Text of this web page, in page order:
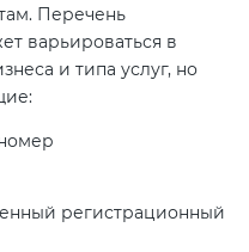
Перечень
варьироваться в
и типа услуг, но
регистрационный